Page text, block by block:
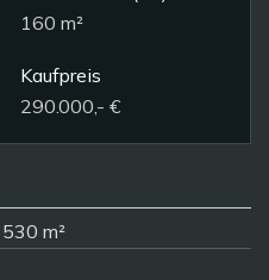
160 m²
Kaufpreis
290.000,- €
530 m²